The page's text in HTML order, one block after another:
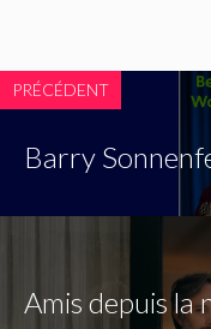
PRÉCÉDENT
Barry
Amis depuis la